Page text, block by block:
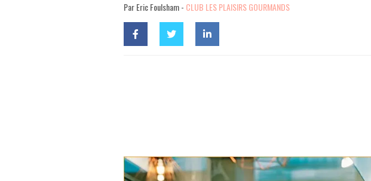
Par Eric Foulsham - CLUB LES PLAISIRS GOURMANDS